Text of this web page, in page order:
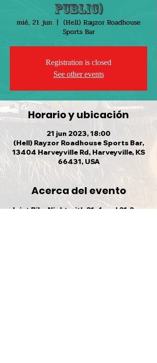
public)
mié, 21 jun
  |
(Hell) Rayzor Roadhouse
Sports Bar
Registration is closed
See other events
Horario y ubicación
21 jun 2023, 18:00
(Hell) Rayzor Roadhouse Sports Bar,
13404 Harveyville Rd, Harveyville, KS
66431, USA
Acerca del evento
Joint Bike Night with 21-4 and 21-2